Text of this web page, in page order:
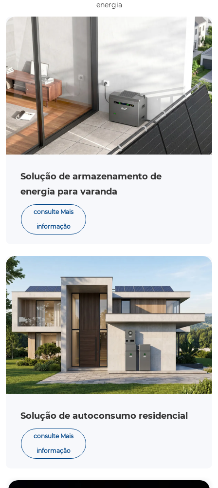
energia
Solução de armazenamento de
energia para varanda
consulte Mais
informação
Solução de autoconsumo residencial
consulte Mais
informação